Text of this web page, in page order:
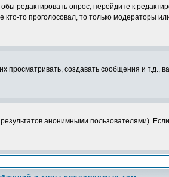
редактировать опрос, перейдите к
то проголосовал, то только модераторы
создавать сообщения и т.д.,
анонимными пользователями).